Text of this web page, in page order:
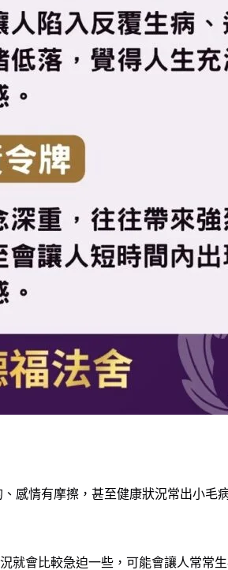
感情有摩擦，甚至健康狀況常出小毛
就會比較急迫一些，可能會讓人常